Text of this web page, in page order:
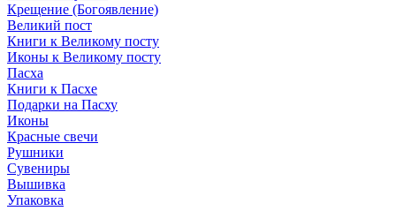
Крещение (Богоявление)
Великий пост
Книги к Великому посту
Иконы к Великому посту
Пасха
Книги к Пасхе
Подарки на Пасху
Иконы
Красные свечи
Рушники
Сувениры
Вышивка
Упаковка